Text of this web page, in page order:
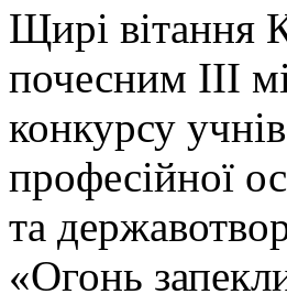
Щирі вітання
почесним III
конкурсу
професійної
та
«Огонь